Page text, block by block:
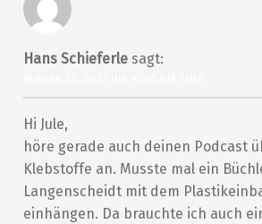
Hans Schieferle sagt:
Hi Jule,
höre gerade auch deinen Podcast
Klebstoffe an. Musste mal ein
Langenscheidt mit dem
einhängen. Da brauchte ich auch